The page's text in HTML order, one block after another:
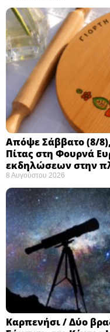
Απόψε Σάββατο (8/8),
Πίτας στη Φουρνά
εκδηλώσεων στην
8 Αυγούστου 2026
Καρπενήσι / Δύο